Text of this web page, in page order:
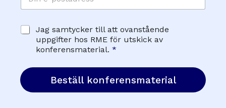
G
D
-
a
v
Jag samtycker till att ovanstående
uppgifter hos RME för utskick av
konferensmaterial. *
Beställ konferensmaterial